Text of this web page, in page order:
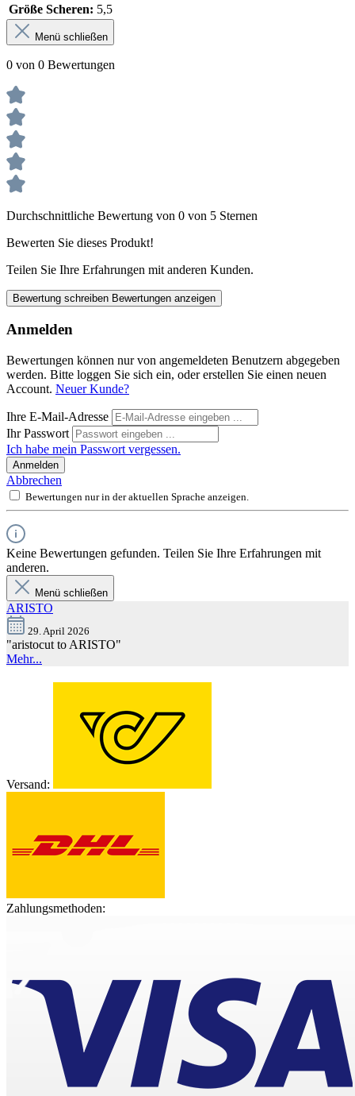
Größe Scheren: 5,5
Menü schließen
0 von 0 Bewertungen
Durchschnittliche Bewertung von 0 von 5 Sternen
Bewerten Sie dieses Produkt!
Teilen Sie Ihre Erfahrungen mit anderen Kunden.
Bewertung schreiben Bewertungen anzeigen
Anmelden
Bewertungen können nur von angemeldeten Benutzern abgegeben
werden. Bitte loggen Sie sich ein, oder erstellen Sie einen neuen
Account. Neuer Kunde?
Ihre E-Mail-Adresse
Ihr Passwort
Ich habe mein Passwort vergessen.
Anmelden
Abbrechen
Bewertungen nur in der aktuellen Sprache anzeigen.
Keine Bewertungen gefunden. Teilen Sie Ihre Erfahrungen mit
anderen.
Menü schließen
ARISTO
29. April 2026
"aristocut to ARISTO"
Mehr...
Versand:
Zahlungsmethoden: